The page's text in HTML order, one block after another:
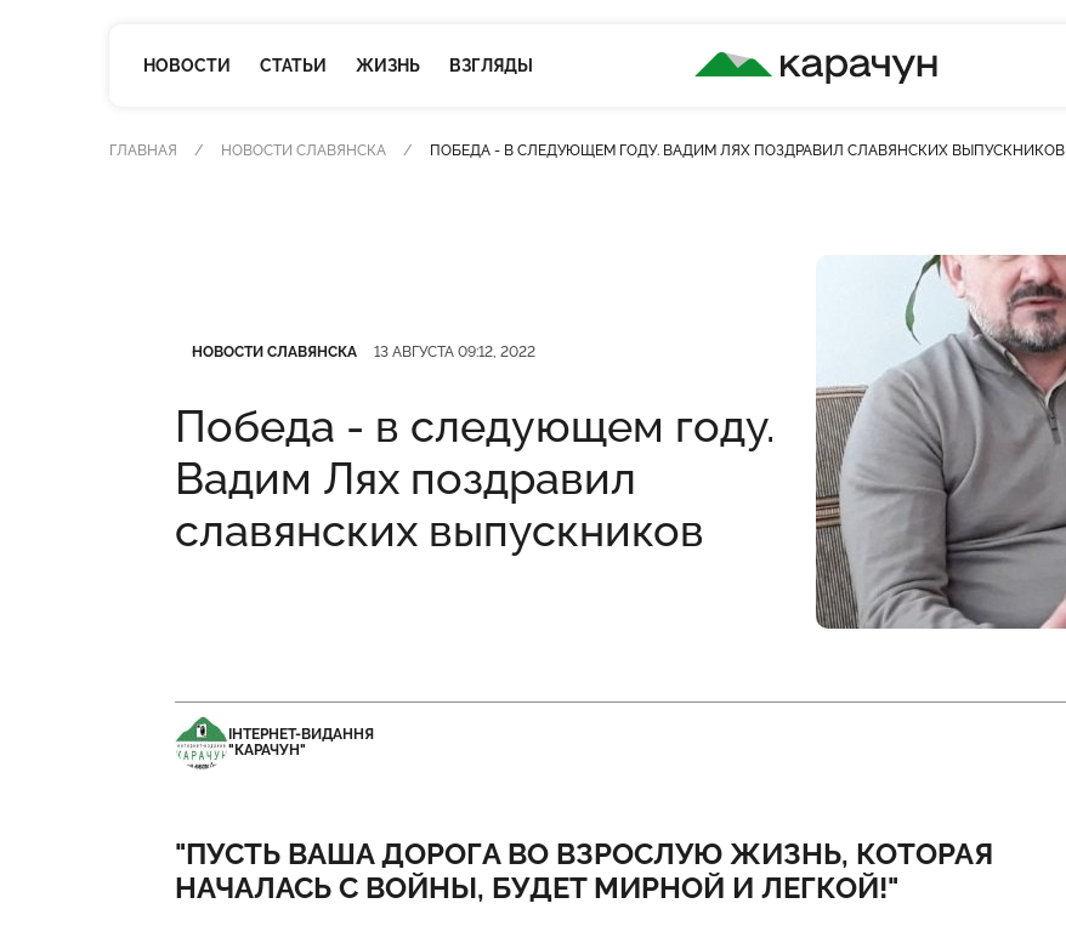
НОВОСТИ СТАТЬИ ЖИЗНЬ ВЗГЛЯДЫ
КАРАЧУН
ГЛАВНАЯ НОВОСТИ СЛАВЯНСКА ПОБЕДА - В СЛЕДУЮЩЕМ ГОДУ. ВАДИМ ЛЯХ ПОЗДРАВИЛ СЛАВЯНСКИХ ВЫПУСКНИКОВ
НОВОСТИ СЛАВЯНСКА 13 АВГУСТА 09:12, 2022
Победа - в следующем году.
Вадим Лях поздравил
славянских выпускников
ІНТЕРНЕТ-ВИДАННЯ
"КАРАЧУН"
"ПУСТЬ ВАША ДОРОГА ВО ВЗРОСЛУЮ ЖИЗНЬ, КОТОРАЯ
НАЧАЛАСЬ С ВОЙНЫ, БУДЕТ МИРНОЙ И ЛЕГКОЙ!"